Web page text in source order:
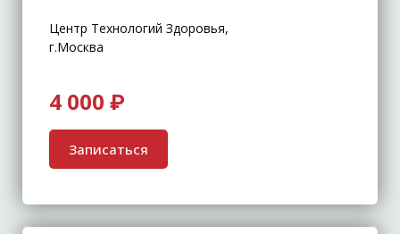
Центр Технологий Здоровья,
г.Москва
4 000 ₽
Записаться